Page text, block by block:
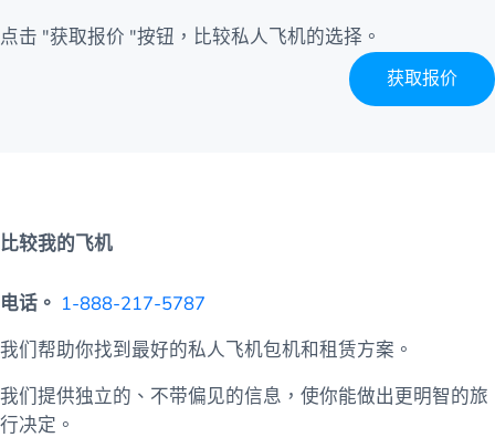
点击 "获取报价 "按钮，比较私人飞机的选择。
获取报价
比较我的飞机
电话。 1-888-217-5787
我们帮助你找到最好的私人飞机包机和租赁方案。
我们提供独立的、不带偏见的信息，使你能做出更明智的旅
行决定。